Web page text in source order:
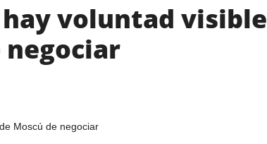
ADICIONAL
voluntad visible
negociar